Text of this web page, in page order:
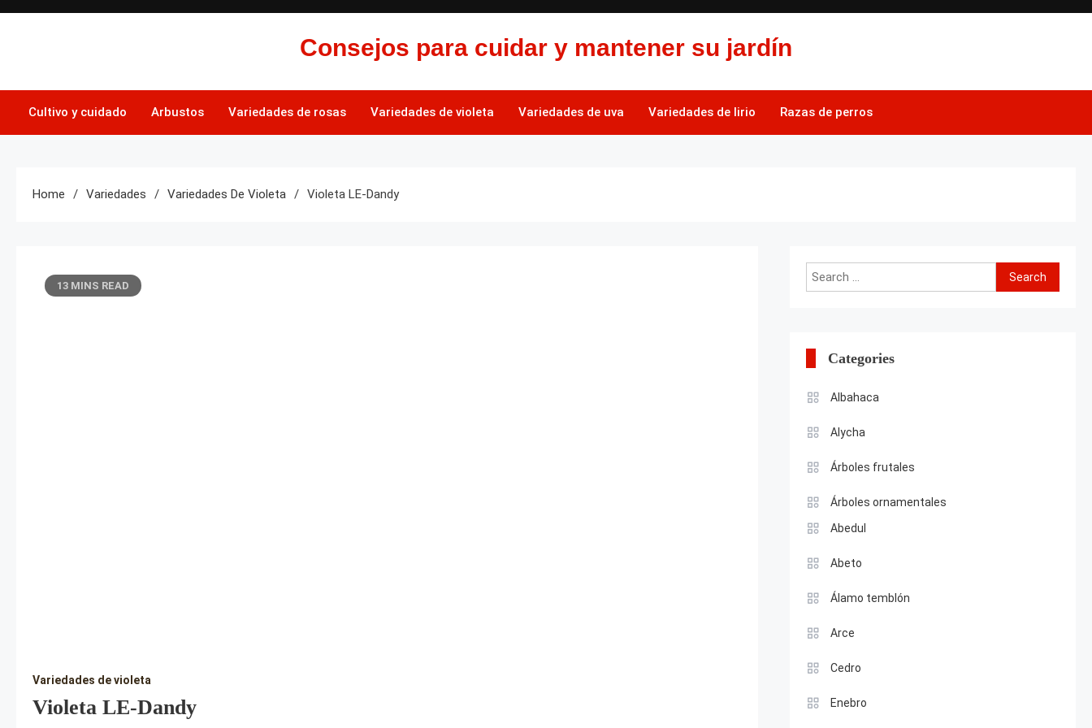
Skip
Consejos para cuidar y mantener su jardín
Cultivo y cuidado Arbustos Variedades de rosas Variedades de violeta Variedades de uva Variedades de lirio Razas de perros
Home Variedades Variedades De Violeta Violeta LE-Dandy
13 MINS READ
Variedades de violeta
Violeta LE-Dandy
Search
for:
Categories
Albahaca
Alycha
Árboles frutales
Árboles ornamentales
Abedul
Abeto
Álamo temblón
Arce
Cedro
Enebro